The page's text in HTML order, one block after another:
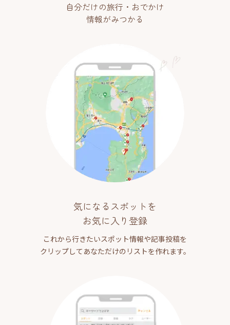
自分だけの旅行・おでかけ
情報がみつかる
気になるスポットを
お気に入り登録
これから行きたいスポット情報や記事投稿を
クリップしてあなただけのリストを作れます。